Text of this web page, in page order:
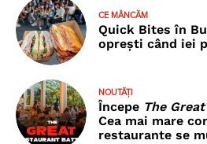
CE MÂNCĂM
Quick Bites în
oprești când iei
NOUTĂȚI
Începe The
Cea mai mare
restaurante se